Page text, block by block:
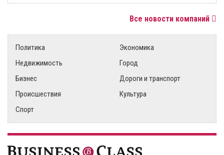
Все новости компаний
Политика
Экономика
Недвижимость
Город
Бизнес
Дороги и транспорт
Происшествия
Культура
Спорт